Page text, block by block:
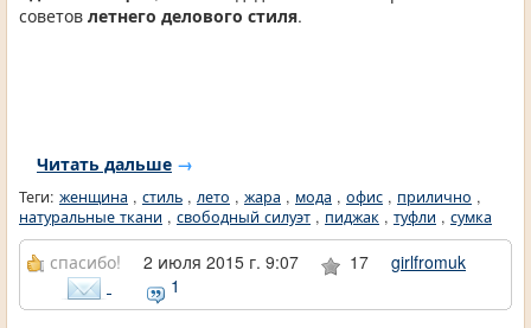
советов летнего делового стиля.
Читать дальше →
Теги: женщина , стиль , лето , жара , мода , офис , прилично ,
натуральные ткани , свободный силуэт , пиджак , туфли , сумка
спасибо! 2 июля 2015 г. 9:07 17
girlfromuk
1